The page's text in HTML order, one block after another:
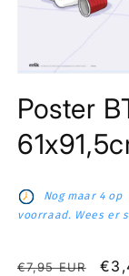
openen
in
modaal
Poster
Nog maar 4 op
voorraad. Wees er
Normale
€7,95 EUR